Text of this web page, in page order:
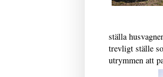
ställa
trevligt ställe
utrymmen att